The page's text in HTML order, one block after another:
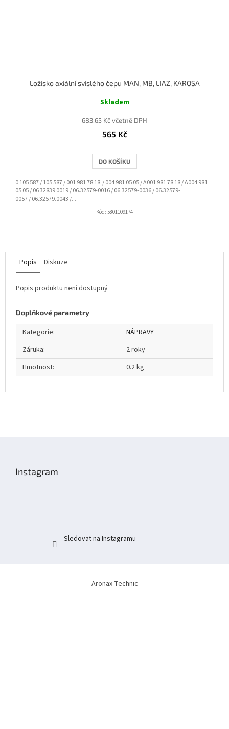
Ložisko axiální svislého čepu MAN, MB, LIAZ, KAROSA
Skladem
683,65 Kč včetně DPH
565 Kč
DO KOŠÍKU
0 105 587 / 105 587 / 001 981 78 18 / 004 981 05 05 / A001 981 78 18 / A004 981
05 05 / 06 32839 0019 / 06.32579-0016 / 06.32579-0036 / 06.32579-
0057 / 06.32579.0043 /...
Kód: 5801109174
Popis Diskuze
Popis produktu není dostupný
Doplňkové parametry
Kategorie:
NÁPRAVY
Záruka:
2 roky
Hmotnost: 0.2 kg
Instagram
Sledovat na Instagramu
Aronax Technic